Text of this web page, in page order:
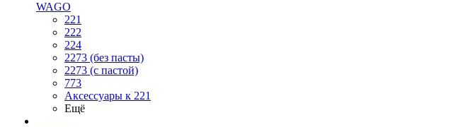
WAGO
221
222
224
2273 (без пасты)
2273 (с пастой)
773
Аксессуары к 221
Ещё